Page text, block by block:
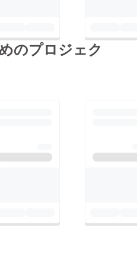
のプロジェク